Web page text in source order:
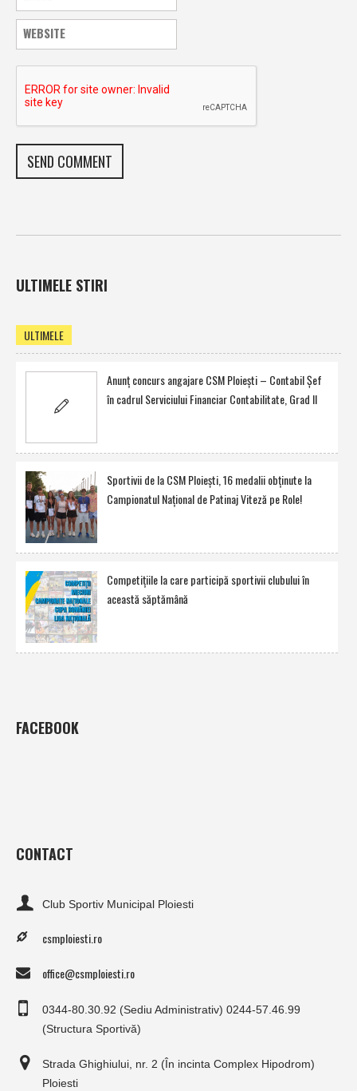
ULTIMELE STIRI
ULTIMELE
Anunţ concurs angajare CSM Ploieşti – Contabil Şef
în cadrul Serviciului Financiar Contabilitate, Grad II
Sportivii de la CSM Ploieşti, 16 medalii obţinute la
Campionatul Naţional de Patinaj Viteză pe Role!
Competiţiile la care participă sportivii clubului în
această săptămână
FACEBOOK
CONTACT
Club Sportiv Municipal Ploiesti
csmploiesti.ro
office@csmploiesti.ro
0344-80.30.92 (Sediu Administrativ) 0244-57.46.99
(Structura Sportivă)
Strada Ghighiului, nr. 2 (În incinta Complex Hipodrom)
Ploiesti